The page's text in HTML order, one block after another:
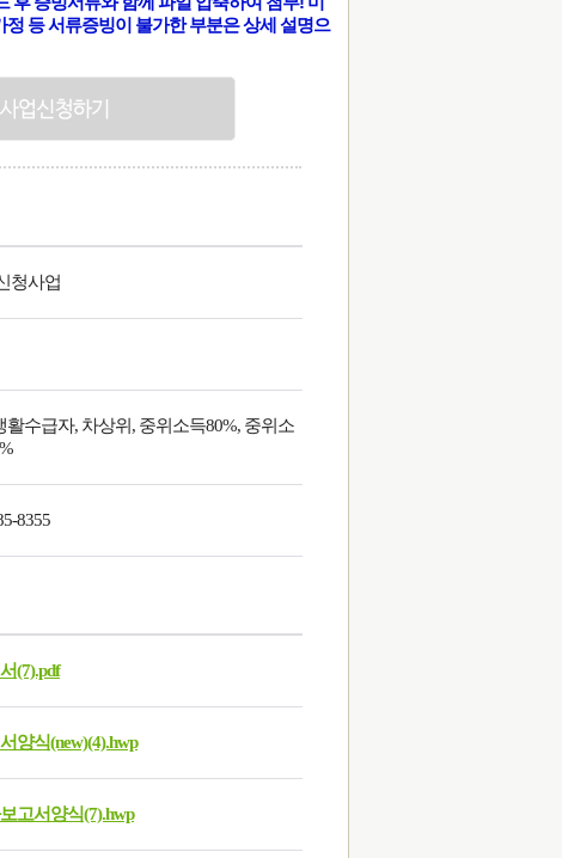
정 등 서류증빙이 불가한 부분은 상세 설명으
청사업
활수급자, 차상위, 중위소득80%, 중위소
8355
(7).pdf
양식(new)(4).hwp
고서양식(7).hwp